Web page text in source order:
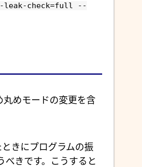
leak-check=full --
丸めモードの変更を含
きにプログラムの振
べきです。こうすると